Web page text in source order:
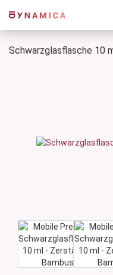
Schwarzglasflasche 10